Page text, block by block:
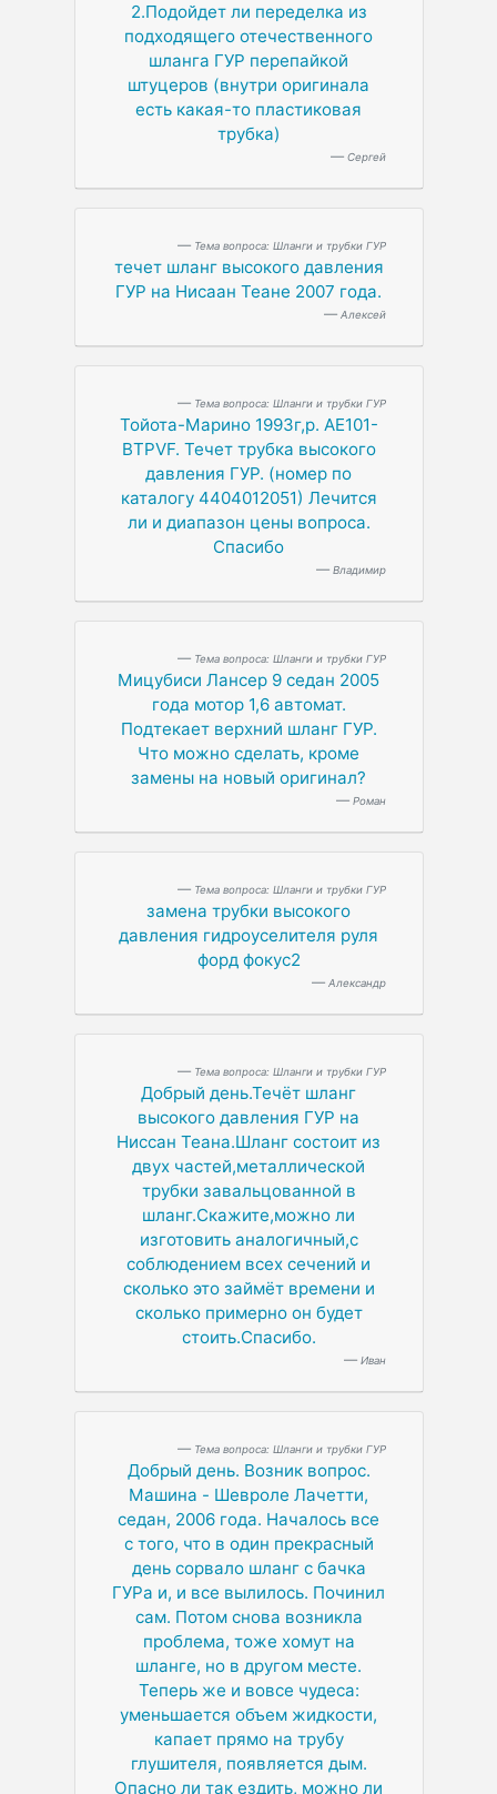
2.Подойдет ли переделка из
подходящего отечественного
шланга ГУР перепайкой
штуцеров (внутри оригинала
есть какая-то пластиковая
трубка)
Сергей
Тема вопроса: Шланги и трубки ГУР
течет шланг высокого давления
ГУР на Нисаан Теане 2007 года.
Алексей
Тема вопроса: Шланги и трубки ГУР
Тойота-Марино 1993г,р. AE101-
BTPVF. Течет трубка высокого
давления ГУР. (номер по
каталогу 4404012051) Лечится
ли и диапазон цены вопроса.
Спасибо
Владимир
Тема вопроса: Шланги и трубки ГУР
Мицубиси Лансер 9 седан 2005
года мотор 1,6 автомат.
Подтекает верхний шланг ГУР.
Что можно сделать, кроме
замены на новый оригинал?
Роман
Тема вопроса: Шланги и трубки ГУР
замена трубки высокого
давления гидроуселителя руля
форд фокус2
Александр
Тема вопроса: Шланги и трубки ГУР
Добрый день.Течёт шланг
высокого давления ГУР на
Ниссан Теана.Шланг состоит из
двух частей,металлической
трубки завальцованной в
шланг.Скажите,можно ли
изготовить аналогичный,с
соблюдением всех сечений и
сколько это займёт времени и
сколько примерно он будет
стоить.Спасибо.
Иван
Тема вопроса: Шланги и трубки ГУР
Добрый день. Возник вопрос.
Машина - Шевроле Лачетти,
седан, 2006 года. Началось все
с того, что в один прекрасный
день сорвало шланг с бачка
ГУРа и, и все вылилось. Починил
сам. Потом снова возникла
проблема, тоже хомут на
шланге, но в другом месте.
Теперь же и вовсе чудеса:
уменьшается объем жидкости,
капает прямо на трубу
глушителя, появляется дым.
Опасно ли так ездить, можно ли